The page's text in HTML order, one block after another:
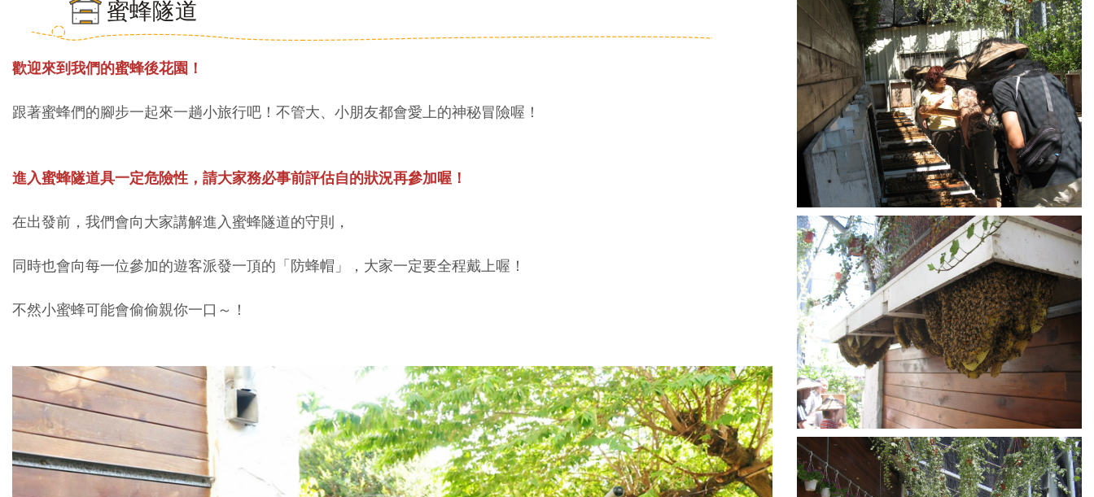
蜜蜂隧道
歡迎來到我們的蜜蜂後花園！
跟著蜜蜂們的腳步一起來一趟小旅行吧！不管大、小朋友都會愛上的神秘冒險喔！
進入蜜蜂隧道具一定危險性，請大家務必事前評估自的狀況再參加喔！
在出發前，我們會向大家講解進入蜜蜂隧道的守則，
同時也會向每一位參加的遊客派發一頂的「防蜂帽」，大家一定要全程戴上喔！
不然小蜜蜂可能會偷偷親你一口～！